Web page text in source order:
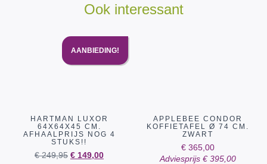
Ook interessant
AANBIEDING!
HARTMAN LUXOR
64X64X45 CM.
AFHAALPRIJS NOG 4
STUKS!!
€249,95 € 149,00
APPLEBEE CONDOR
KOFFIETAFEL Ø 74 CM.
ZWART
€ 365,00
Adviesprijs €395,00